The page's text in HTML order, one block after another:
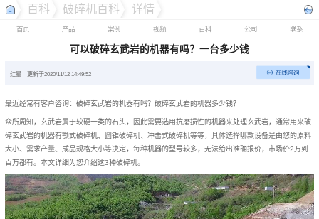
百科 破碎机百科 详情
首页 产品 案例 视频 百科 公司 联系
可以破碎玄武岩的机器有吗？一台多少钱
红星 更新于2020/11/12 14:49:52
最近经常有客户咨询：破碎玄武岩的机器有吗？破碎玄武岩的机器多少钱？
众所周知，玄武岩属于较硬一类的石头，因此需要选用抗磨损性的机器来处理玄武岩，通常用来破
碎玄武岩的机器有颚式破碎机、圆锥破碎机、冲击式破碎机等等，具体选择哪款设备是由您的原料
大小、需求产量、成品规格大小等决定，每种机器的型号较多，无法给出准确报价，市场价2万到
百万都有。本文详细为您介绍这3种破碎机。